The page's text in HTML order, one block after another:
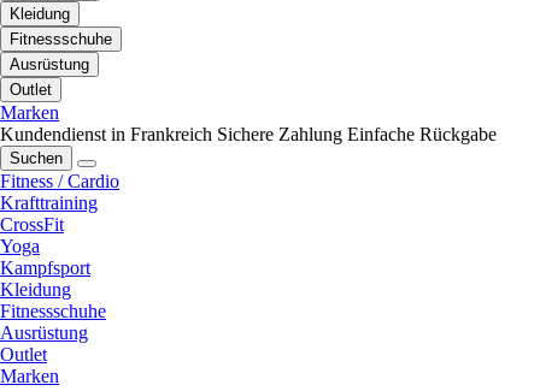
Kleidung
Fitnessschuhe
Ausrüstung
Outlet
Marken
Kundendienst in Frankreich Sichere Zahlung Einfache Rückgabe
Suchen
Fitness / Cardio
Krafttraining
CrossFit
Yoga
Kampfsport
Kleidung
Fitnessschuhe
Ausrüstung
Outlet
Marken